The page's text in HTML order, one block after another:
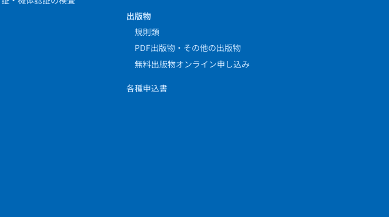
出版物
規則類
PDF出版物・その他の出版物
無料出版物オンライン申し込み
各種申込書